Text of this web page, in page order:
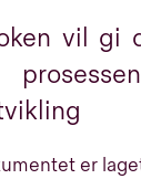
vil gi
er